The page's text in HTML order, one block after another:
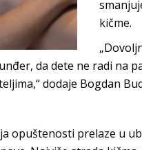
kičme.
da dete ne radi na
dodaje Bogdan
opuštenosti prelaze u